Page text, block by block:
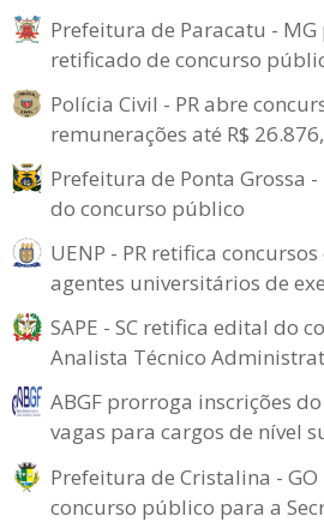
Prefeitura de Paracatu -
retificado de concurso
Polícia Civil - PR abre
remunerações até R$
Prefeitura de Ponta Grossa
do concurso público
UENP - PR retifica
agentes universitários de
SAPE - SC retifica edital do
Analista Técnico
ABGF prorroga inscrições
vagas para cargos de nível
Prefeitura de Cristalina -
concurso público para a